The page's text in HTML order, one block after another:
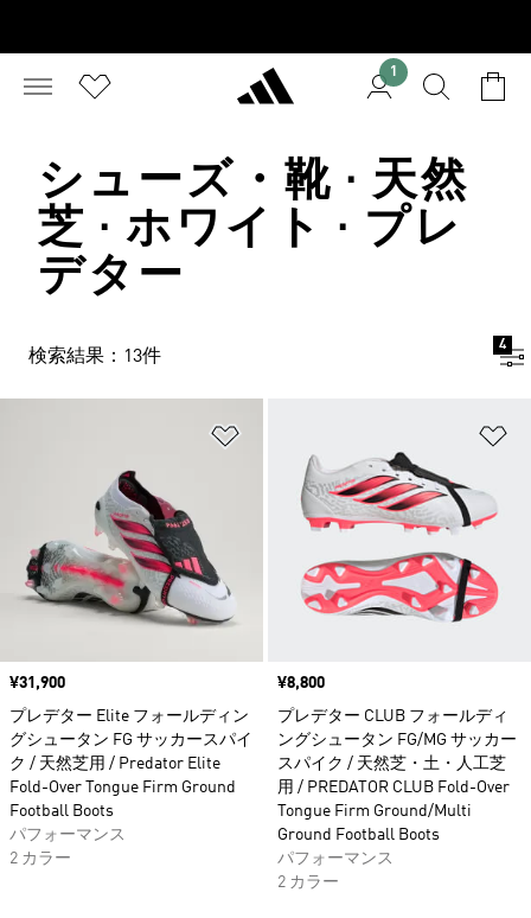
1
シューズ・靴 · 天然
芝 · ホワイト · プレ
デター
検索結果：13件
4
価格
¥31,900
プレデター Elite フォールディン
グシュータン FG サッカースパイ
ク / 天然芝用 / Predator Elite
Fold-Over Tongue Firm Ground
Football Boots
パフォーマンス
2 カラー
価格
¥8,800
プレデター CLUB フォールディ
ングシュータン FG/MG サッカー
スパイク / 天然芝・土・人工芝
用 / PREDATOR CLUB Fold-Over
Tongue Firm Ground/Multi
Ground Football Boots
パフォーマンス
2 カラー